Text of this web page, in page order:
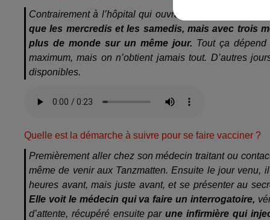
Contrairement à l’hôpital qui ouvrait avec une chaine,
que les mercredis et les samedis, mais avec trois
plus de monde sur un même jour. Tout ça
maximum, mais on n’obtient jamais tout. D’autres
disponibles.
Quelle est la démarche à suivre pour se faire vacciner ?
Premièrement aller chez son médecin traitant ou
même de venir aux Tanzmatten. Ensuite le jour venu,
heures avant, mais juste avant, et se présenter au
Elle voit le médecin qui va faire un interrogatoire,
d’attente, récupéré ensuite parune infirmière qui